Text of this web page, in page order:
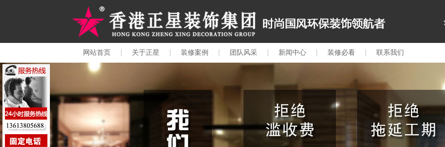
网站首页 关于正星 装修案例 团队风采 新闻中心 装修必看 联系我们